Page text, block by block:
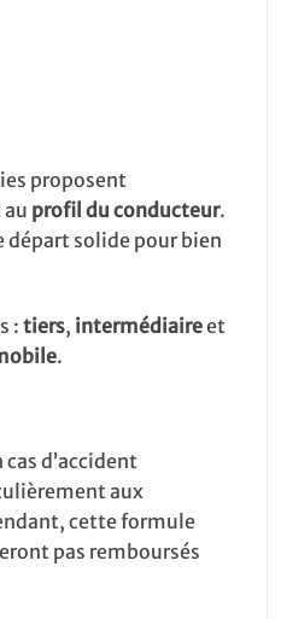
proposent
profil du conducteur.
départ solide pour bien
:tiers, intermédiaireet
.
cas d’accident
aux
cette formule
pas remboursés